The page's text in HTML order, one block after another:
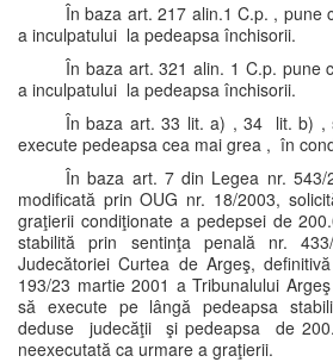
În baza art. 217 alin.1 C.p. , pune
a inculpatului la pedeapsa închisorii.
În baza art. 321 alin. 1 C.p. pune
a inculpatului la pedeapsa închisorii.
În baza art. 33 lit. a) , 34 lit. b) ,
execute pedeapsa cea mai grea , în
În baza art. 7 din Legea nr.
modificată prin OUG nr. 18/2003,
graţierii condiţionate a pedepsei de
stabilită prin sentinţa penală nr.
Judecătoriei Curtea de Argeş,
193/23 martie 2001 a Tribunalului
să execute pe lângă pedeapsa
deduse judecăţii şi pedeapsa de
neexecutată ca urmare a graţierii.